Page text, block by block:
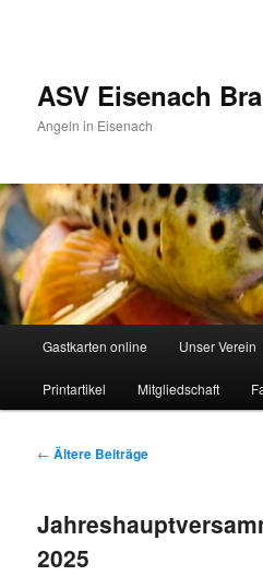
ASV Eisenach
Angeln in Eisenach
Gastkarten online Unser Verein
Printartikel Mitgliedschaft
Beitragsnavigation
← Ältere Beiträge
2025